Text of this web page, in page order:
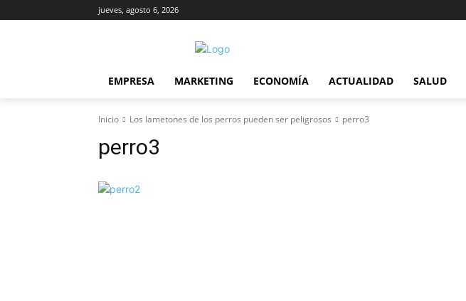
jueves, agosto 6, 2026
EMPRESA MARKETING ECONOMÍA ACTUALIDAD SALUD
Inicio Los lametones de los perros pueden ser peligrosos perro3
perro3